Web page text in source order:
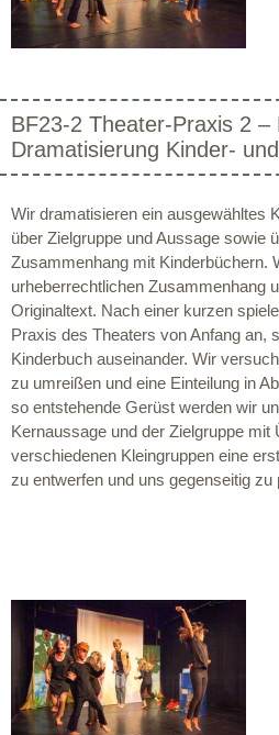
BF23-2 Theater-Praxis 2 –
Dramatisierung Kinder-
Wir dramatisieren ein ausgewähltes
über Zielgruppe und Aussage sowie
Zusammenhang mit Kinderbüchern.
urheberrechtlichen Zusammenhang
Originaltext. Nach einer kurzen
Praxis des Theaters von Anfang an,
Kinderbuch auseinander. Wir
zu umreißen und eine Einteilung in
so entstehende Gerüst werden wir
Kernaussage und der Zielgruppe mit
verschiedenen Kleingruppen eine
zu entwerfen und uns gegenseitig zu